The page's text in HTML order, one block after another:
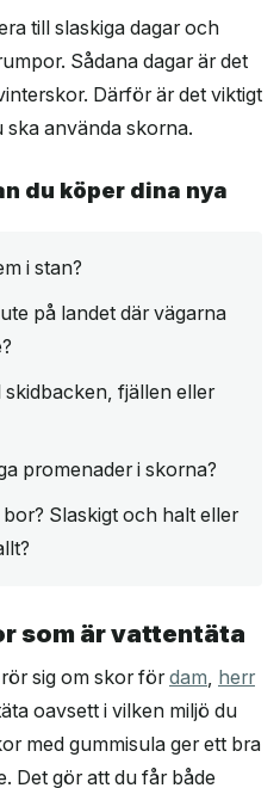
till slaskiga dagar och
Sådana dagar är det
Därför är det viktigt
använda skorna.
du köper dina nya
i stan?
på landet där vägarna
skidbacken, fjällen eller
promenader i skorna?
Slaskigt och halt eller
som är vattentäta
sig om skor fördam, herr
oavsett i vilken miljö du
med gummisula ger ett bra
Det gör att du får både